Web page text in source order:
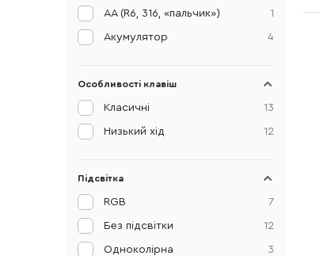
1
AA (R6, 316, «пальчик»)
4
Акумулятор
Особливості клавіш
13
Класичні
12
Низький хід
Підсвітка
7
RGB
12
Без підсвітки
3
Одноколірна